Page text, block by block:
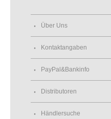
Über Uns
Kontaktangaben
PayPal&Bankinfo
Distributoren
Händlersuche